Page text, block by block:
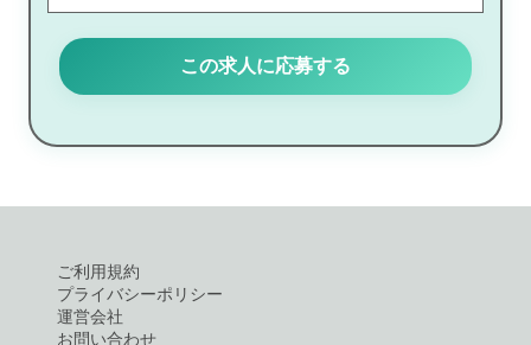
この求人に応募する
ご利用規約
プライバシーポリシー
運営会社
お問い合わせ